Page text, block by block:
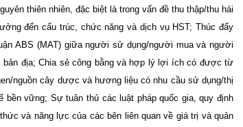
thiên nhiên, đặc biệt là trong vấn đề thu thập/thu hái
đến cấu trúc, chức năng và dịch vụ HST; Thúc đẩy
ABS (MAT) giữa người sử dụng/người mua và người
địa; Chia sẻ công bằng và hợp lý lợi ích có được từ
nguồn cây dược và hương liệu có nhu cầu sử dụng/thị
bền vững; Sự tuân thủ các luật pháp quốc gia, quy định
và năng lực của các bên liên quan về giá trị và quản